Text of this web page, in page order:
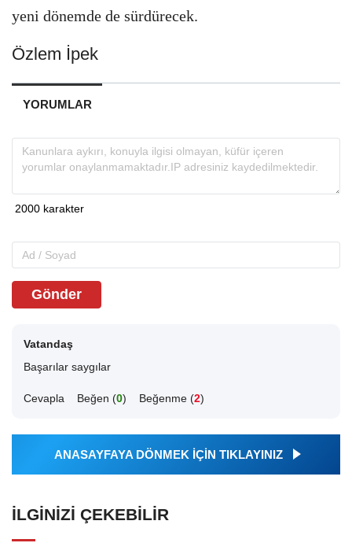
yeni dönemde de sürdürecek.
Özlem İpek
YORUMLAR
Gönder
Vatandaş
Başarılar saygılar
Cevapla Beğen (0) Beğenme (2)
ANASAYFAYA DÖNMEK İÇİN TIKLAYINIZ
İLGINIZI ÇEKEBILIR